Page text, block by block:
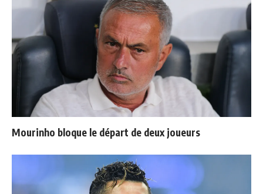
Mourinho bloque le départ de deux joueurs